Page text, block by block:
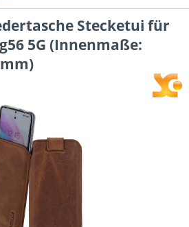
Stecketui für
5G (Innenmaße: